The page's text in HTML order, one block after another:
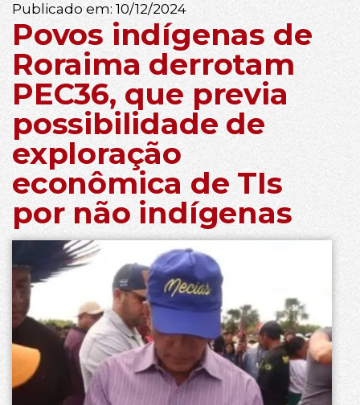
Publicado em: 10/12/2024
Povos indígenas de
Roraima derrotam
PEC36, que previa
possibilidade de
exploração
econômica de TIs
por não indígenas